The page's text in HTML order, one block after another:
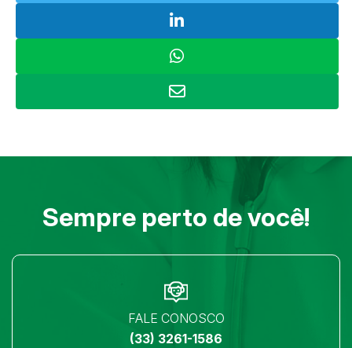
Sempre perto de você!
FALE CONOSCO
(33) 3261-1586